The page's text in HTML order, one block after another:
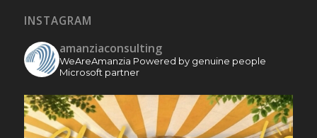
INSTAGRAM
amanziaconsulting
WeAreAmanzia Powered by genuine people
Microsoft partner